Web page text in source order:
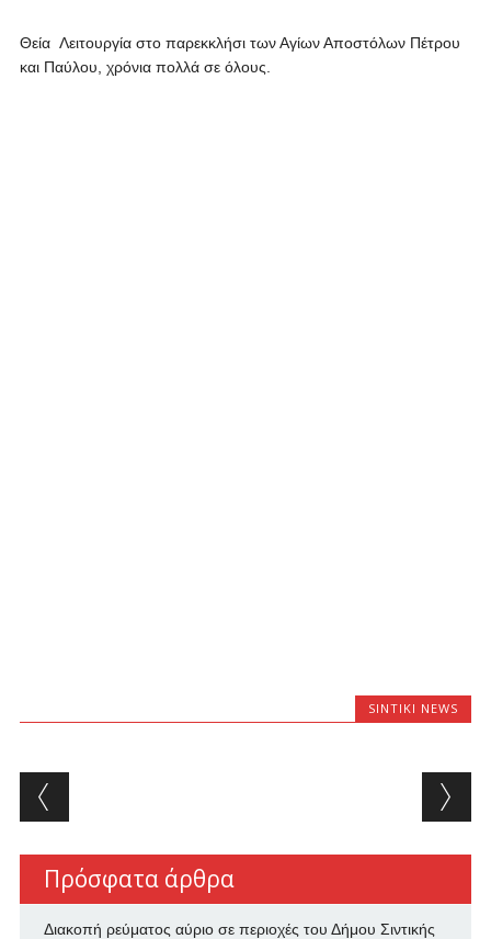
Θεία Λειτουργία στο παρεκκλήσι των Αγίων Αποστόλων Πέτρου
και Παύλου, χρόνια πολλά σε όλους.
SINTIKI NEWS
Post navigation
Πρόσφατα άρθρα
Διακοπή ρεύματος αύριο σε περιοχές του Δήμου Σιντικής